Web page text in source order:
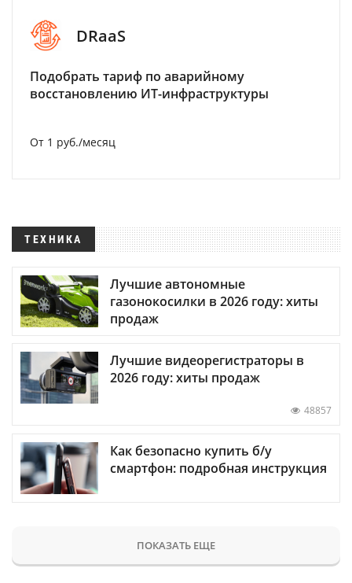
DRaaS
Подобрать тариф по аварийному
восстановлению ИТ-инфраструктуры
От 1 руб./месяц
ТЕХНИКА
Лучшие автономные
газонокосилки в 2026 году: хиты
продаж
Лучшие видеорегистраторы в
2026 году: хиты продаж
48857
Как безопасно купить б/у
смартфон: подробная инструкция
ПОКАЗАТЬ ЕЩЕ